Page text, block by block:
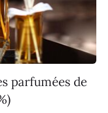
parfumées de